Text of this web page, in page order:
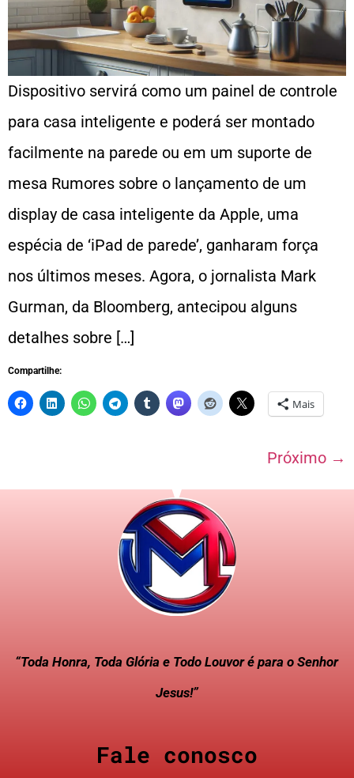
Dispositivo servirá como um painel de controle
para casa inteligente e poderá ser montado
facilmente na parede ou em um suporte de
mesa Rumores sobre o lançamento de um
display de casa inteligente da Apple, uma
espécia de ‘iPad de parede’, ganharam força
nos últimos meses. Agora, o jornalista Mark
Gurman, da Bloomberg, antecipou alguns
detalhes sobre […]
Compartilhe:
Mais
Próximo →
“Toda Honra, Toda Glória e Todo Louvor é para o Senhor
Jesus!”
Fale conosco